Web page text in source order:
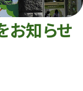
への支援
お知らせ